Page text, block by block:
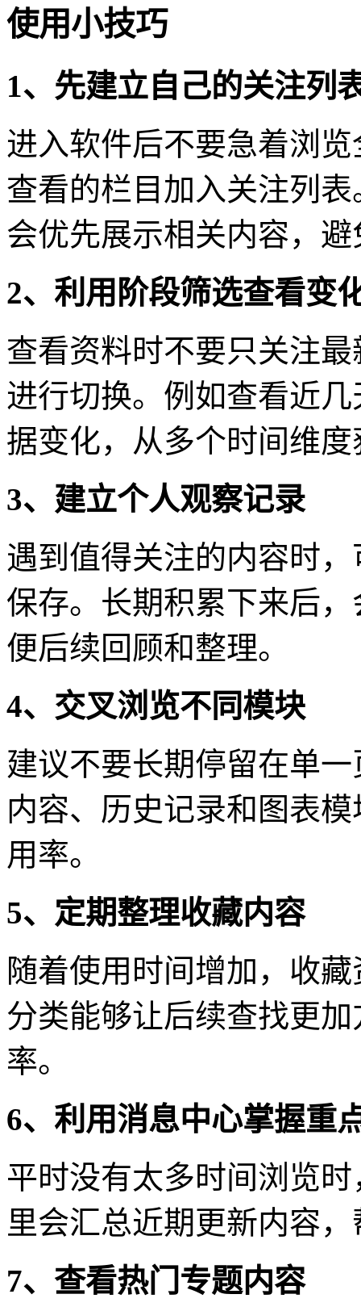
使用小技巧
1、先建立自己的关注列
进入软件后不要急着浏
查看的栏目加入关注列
会优先展示相关内容，
2、利用阶段筛选查看变
查看资料时不要只关注
进行切换。例如查看近
据变化，从多个时间维
3、建立个人观察记录
遇到值得关注的内容时
保存。长期积累下来后
便后续回顾和整理。
4、交叉浏览不同模块
建议不要长期停留在单
内容、历史记录和图表
用率。
5、定期整理收藏内容
随着使用时间增加，收
分类能够让后续查找更
率。
6、利用消息中心掌握重
平时没有太多时间浏览
里会汇总近期更新内容
7、查看热门专题内容